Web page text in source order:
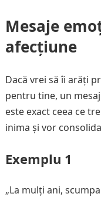
Mesaje
afecțiune
Dacă vrei să îi arăți
pentru tine, un
este exact ceea ce
inima și vor
Exemplu 1
„La mulți ani,